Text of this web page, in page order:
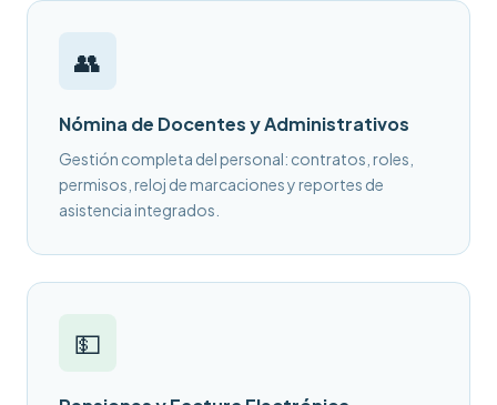
👥
Nómina de Docentes y Administrativos
Gestión completa del personal: contratos, roles,
permisos, reloj de marcaciones y reportes de
asistencia integrados.
💵